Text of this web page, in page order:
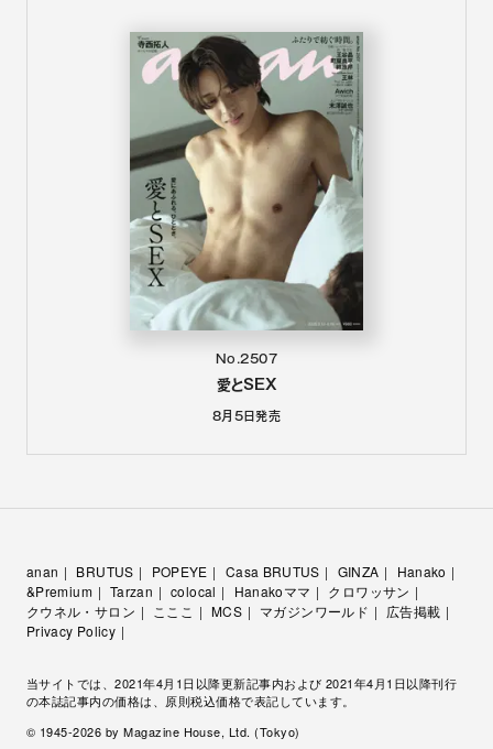
No.2507
愛とSEX
8月5日発売
anan BRUTUS POPEYE Casa BRUTUS GINZA
Hanako
&Premium
Tarzan colocal Hanakoママ
クロワッサン
クウネル・サロン
こここ MCS マガジンワールド
広告掲載
Privacy Policy
当サイトでは、2021年4月1日以降更新記事内および 2021年4月1日以降刊行
の本誌記事内の価格は、原則税込価格で表記しています。
© 1945-2026 by Magazine House, Ltd. (Tokyo)